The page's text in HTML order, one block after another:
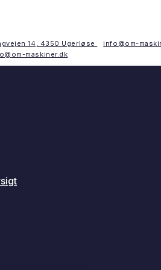
14, 4350 Ugerløse
info@om-
maskiner.dk